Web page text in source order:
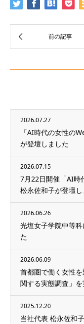
2026.07.27
「AI時代の女性の
が登壇しました
2026.07.15
7月22日開催「AI
松永佐和子が登壇し
2026.06.26
光塩女子学院中等
た
2026.06.09
首都圏で働く女性
関する実態調査」
2025.12.20
当社代表 松永佐和